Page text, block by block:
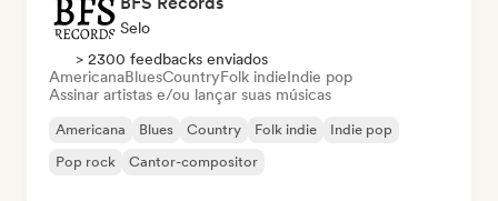
Selo
> 2300 feedbacks enviados
AmericanaBluesCountryFolk indieIndie pop
Assinar artistas e/ou lançar suas músicas
Americana Blues Country Folk indie
Indie pop
Pop rock
Cantor-compositor